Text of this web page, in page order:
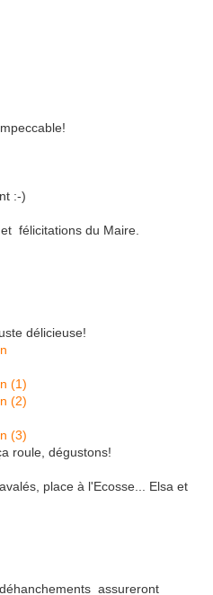
:-)
félicitations du Maire.
délicieuse!
roule, dégustons!
place à l'Ecosse... Elsa et
assureront